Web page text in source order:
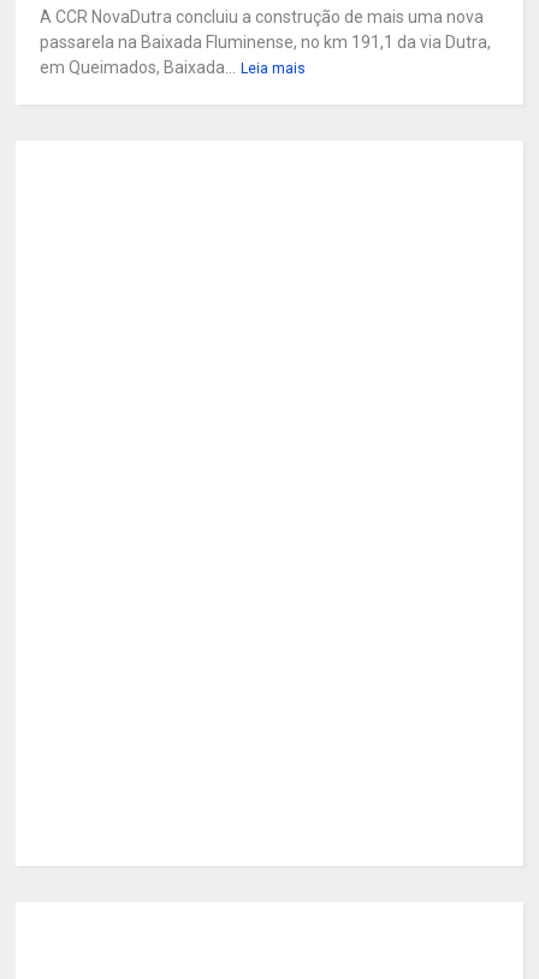
A CCR NovaDutra concluiu a construção de mais uma nova
passarela na Baixada Fluminense, no km 191,1 da via Dutra,
em Queimados, Baixada...
Leia mais